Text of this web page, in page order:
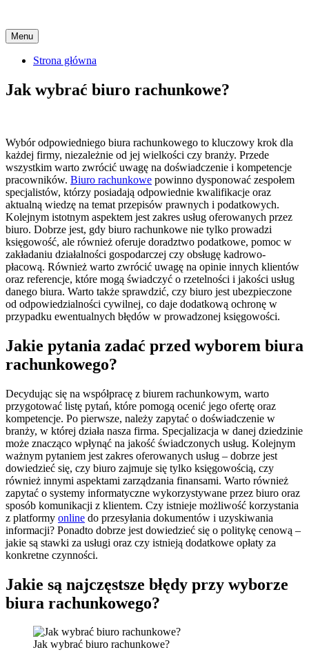
Menu Skip
to
content
Strona główna
Jak wybrać biuro rachunkowe?
Wybór odpowiedniego biura rachunkowego to kluczowy krok dla
każdej firmy, niezależnie od jej wielkości czy branży. Przede
wszystkim warto zwrócić uwagę na doświadczenie i kompetencje
pracowników. Biuro rachunkowe powinno dysponować zespołem
specjalistów, którzy posiadają odpowiednie kwalifikacje oraz
aktualną wiedzę na temat przepisów prawnych i podatkowych.
Kolejnym istotnym aspektem jest zakres usług oferowanych przez
biuro. Dobrze jest, gdy biuro rachunkowe nie tylko prowadzi
księgowość, ale również oferuje doradztwo podatkowe, pomoc w
zakładaniu działalności gospodarczej czy obsługę kadrowo-
płacową. Również warto zwrócić uwagę na opinie innych klientów
oraz referencje, które mogą świadczyć o rzetelności i jakości usług
danego biura. Warto także sprawdzić, czy biuro jest ubezpieczone
od odpowiedzialności cywilnej, co daje dodatkową ochronę w
przypadku ewentualnych błędów w prowadzonej księgowości.
Jakie pytania zadać przed wyborem biura
rachunkowego?
Decydując się na współpracę z biurem rachunkowym, warto
przygotować listę pytań, które pomogą ocenić jego ofertę oraz
kompetencje. Po pierwsze, należy zapytać o doświadczenie w
branży, w której działa nasza firma. Specjalizacja w danej dziedzinie
może znacząco wpłynąć na jakość świadczonych usług. Kolejnym
ważnym pytaniem jest zakres oferowanych usług – dobrze jest
dowiedzieć się, czy biuro zajmuje się tylko księgowością, czy
również innymi aspektami zarządzania finansami. Warto również
zapytać o systemy informatyczne wykorzystywane przez biuro oraz
sposób komunikacji z klientem. Czy istnieje możliwość korzystania
z platformy online do przesyłania dokumentów i uzyskiwania
informacji? Ponadto dobrze jest dowiedzieć się o politykę cenową –
jakie są stawki za usługi oraz czy istnieją dodatkowe opłaty za
konkretne czynności.
Jakie są najczęstsze błędy przy wyborze
biura rachunkowego?
Jak wybrać biuro rachunkowe?